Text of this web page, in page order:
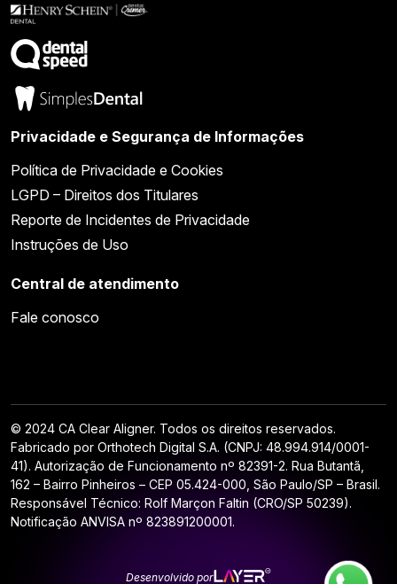
Privacidade e Segurança de Informações
Política de Privacidade e Cookies
LGPD – Direitos dos Titulares
Reporte de Incidentes de Privacidade
Instruções de Uso
Central de atendimento
Fale conosco
© 2024 CA Clear Aligner. Todos os direitos reservados.
Fabricado por Orthotech Digital S.A. (CNPJ: 48.994.914/0001-
41). Autorização de Funcionamento nº 82391-2. Rua Butantã,
162 – Bairro Pinheiros – CEP 05.424-000, São Paulo/SP – Brasil.
Responsável Técnico: Rolf Marçon Faltin (CRO/SP 50239).
Notificação ANVISA nº 823891200001.
Desenvolvido por